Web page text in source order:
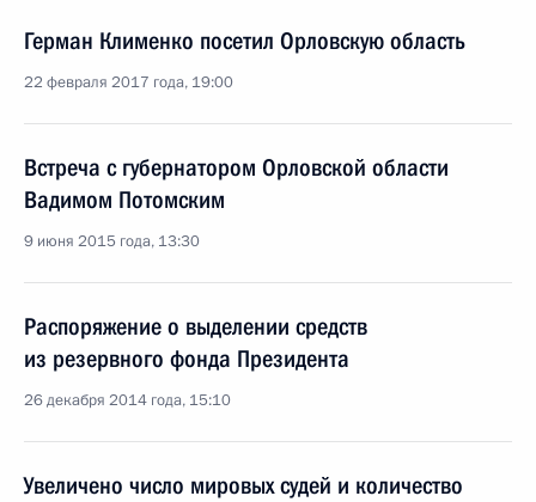
Герман Клименко посетил Орловскую область
22 февраля 2017 года, 19:00
Встреча с губернатором Орловской области
Вадимом Потомским
9 июня 2015 года, 13:30
Распоряжение о выделении средств
из резервного фонда Президента
26 декабря 2014 года, 15:10
Увеличено число мировых судей и количество